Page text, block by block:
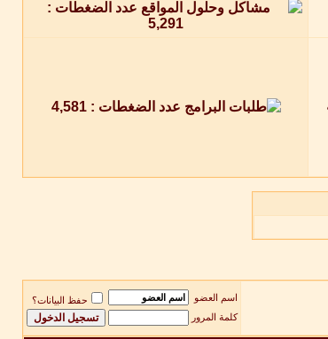
اسم العضو
حفظ البيانات؟
كلمة المرور